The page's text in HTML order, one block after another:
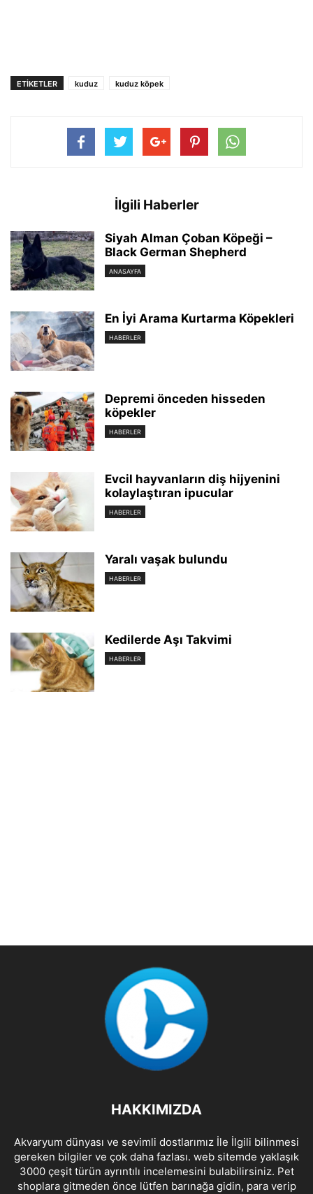
ETIKETLER kuduz kuduz köpek
İlgili Haberler
Siyah Alman Çoban Köpeği –
Black German Shepherd
ANASAYFA
En İyi Arama Kurtarma Köpekleri
HABERLER
Depremi önceden hisseden
köpekler
HABERLER
Evcil hayvanların diş hijyenini
kolaylaştıran ipucular
HABERLER
Yaralı vaşak bulundu
HABERLER
Kedilerde Aşı Takvimi
HABERLER
HAKKIMIZDA
Akvaryum dünyası ve sevimli dostlarımız İle İlgili bilinmesi
gereken bilgiler ve çok daha fazlası. web sitemde yaklaşık
3000 çeşit türün ayrıntılı incelemesini bulabilirsiniz. Pet
shoplara gitmeden önce lütfen barınağa gidin, para verip